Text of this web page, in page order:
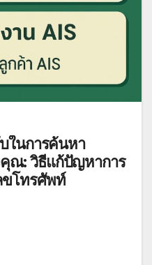
ในการค้นหา
ณ: วิธีแก้ปัญหาการ
โทรศัพท์